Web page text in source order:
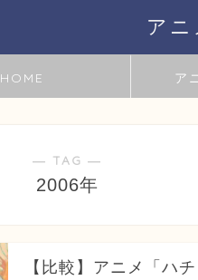
ア
HOME ア
― TAG ―
2006年
【比較】アニメ「ハ